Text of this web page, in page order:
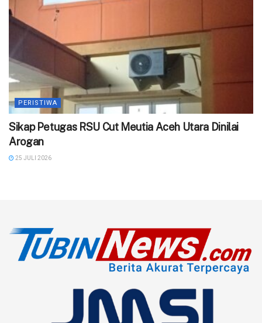
PERISTIWA
‎Sikap Petugas RSU Cut Meutia Aceh Utara Dinilai
Arogan
25 JULI 2026